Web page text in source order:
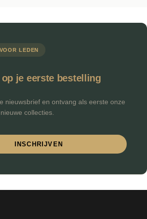
LEDEN
je eerste bestelling
nieuwsbrief en ontvang als eerste onze
collecties.
INSCHRIJVEN